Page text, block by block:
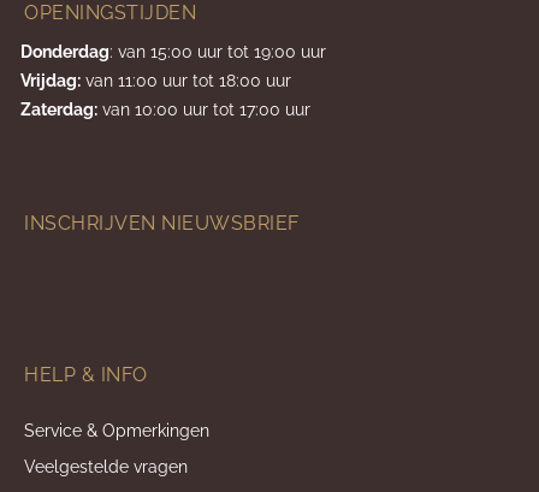
OPENINGSTIJDEN
Donderdag: van 15:00 uur tot 19:00 uur
Vrijdag: van 11:00 uur tot 18:00 uur
Zaterdag: van 10:00 uur tot 17:00 uur
INSCHRIJVEN NIEUWSBRIEF
HELP & INFO
Service & Opmerkingen
Veelgestelde vragen